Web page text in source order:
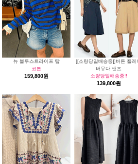
뉴 블루스트라이프 탑
코튼
159,800원
[[소량당일배송중]]버튼 플레
버뮤다 팬츠
소량당일배송중!!
139,800원